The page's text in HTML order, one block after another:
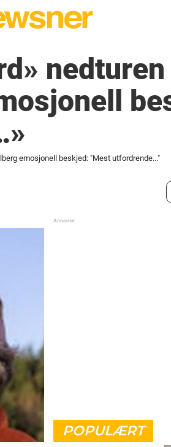
emosjonell beskjed: "Mest utfordrende..."
POPULÆRT